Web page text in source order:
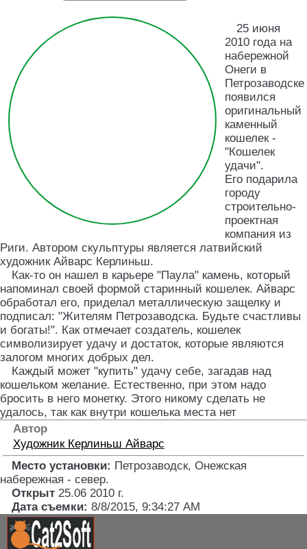
25 июня
2010 года на
набережной
Онеги в
Петрозаводске
появился
оригинальный
каменный
кошелек -
"Кошелек
удачи".
Его подарила
городу
строительно-
проектная
компания из
Риги. Автором скульптуры является латвийский
художник Айварс Керлиньш.
Как-то он нашел в карьере "Паула" камень, который
напоминал своей формой старинный кошелек. Айварс
обработал его, приделал металлическую защелку и
подписал: "Жителям Петрозаводска. Будьте счастливы
и богаты!". Как отмечает создатель, кошелек
символизирует удачу и достаток, которые являются
залогом многих добрых дел.
Каждый может "купить" удачу себе, загадав над
кошельком желание. Естественно, при этом надо
бросить в него монетку. Этого никому сделать не
удалось, так как внутри кошелька места нет
Автор
Художник Керлиньш Айварс
Место установки: Петрозаводск, Онежская
набережная - север.
Открыт 25.06 2010 г.
Дата съемки: 8/8/2015, 9:34:27 AM